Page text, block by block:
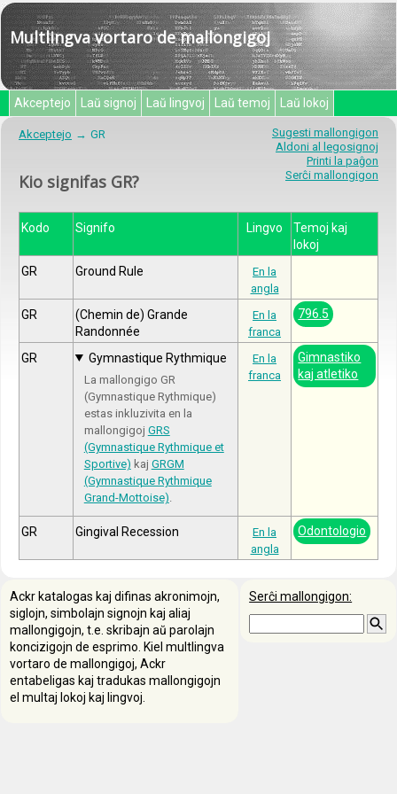
Multlingva vortaro de mallongigoj
Akceptejo Laŭ signoj Laŭ lingvoj Laŭ temoj Laŭ lokoj
Sugesti mallongigon
Aldoni al legosignoj
Printi la paĝon
Serĉi mallongigon
Akceptejo GR
Kio signifas GR?
Kodo Signifo Lingvo
Temoj kaj
lokoj
GR
Ground Rule
En la
angla
GR
(Chemin de) Grande
Randonnée
En la
franca
796.5
GR Gymnastique Rythmique
La mallongigo GR
(Gymnastique Rythmique)
estas inkluzivita en la
mallongigoj GRS
(Gymnastique Rythmique et
Sportive) kaj GRGM
(Gymnastique Rythmique
Grand-Mottoise)
En la
franca
Gimnastiko
kaj atletiko
GR Gingival Recession
En la
angla
Odontologio
Serĉi mallongigon:
Ackr katalogas kaj difinas akronimojn,
siglojn, simbolajn signojn kaj aliaj
mallongigojn, t.e. skribajn aŭ parolajn
koncizigojn de esprimo. Kiel multlingva
vortaro de mallongigoj, Ackr
entabeligas kaj tradukas mallongigojn
el multaj lokoj kaj lingvoj.